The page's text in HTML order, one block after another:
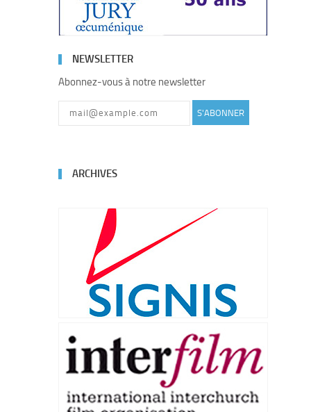
NEWSLETTER
Abonnez-vous à notre newsletter
S'ABONNER
ARCHIVES